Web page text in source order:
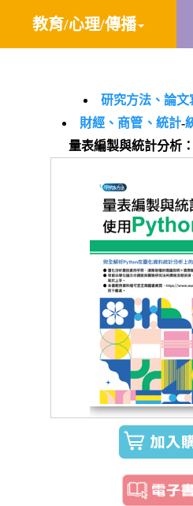
教育/心理/傳播
研究方法、論文
財經、商管、統計-
量表編製與統計分析